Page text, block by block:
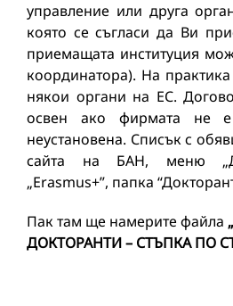
управление или друга
която се съгласи да Ви
приемащата институция
координатора). На
някои органи на ЕС.
освен ако фирмата не
неустановена. Списък с
сайта на БАН, меню
„Erasmus+”, папка
Пак там ще намерите файла
ДОКТОРАНТИ – СТЪПКА ПО